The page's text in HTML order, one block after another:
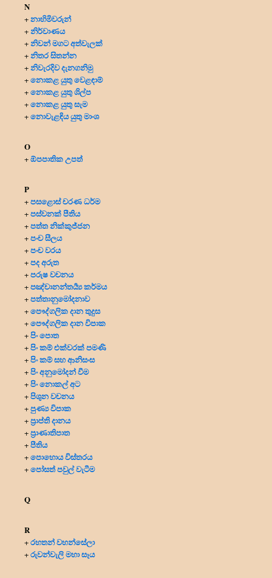
N
+නාහිමිවරුන්
+නිර්වාණය
+නිවන් මගට අත්වැලක්
+නිතර සිතන්න
+නිවැරදිව දැනගනිමු
+නොකළ යුතු වෙළඳාම්
+නොකළ යුතු ශිල්ප
+නොකළ යුතු සැම
+නොවැළඳිය යුතු මාංශ
O
+ඕපපාතික උපත්
P
+පසළොස් චරණ ධර්ම
+පස්වනක් පීතිය
+පත්ත නික්කුජ්ජන
+පංච සීලය
+පංච වරය
+පද අරුත
+පරුෂ වචනය
+පඤ්චානන්තර්‍ය්‍ය කර්මය
+පත්තානුමෝදනාව
+පෞද්ගලික දානතුදුස
+පෞද්ගලික දාන විපාක
+පිං පොත
+පිං කම් එක්වරක් පමණි
+පිං කම් සහ ආනිසංස
+පිං අනුමෝදන් වීම
+පිං නොකල් අට
+පිශුන වචනය
+පුණ්‍ය විපාක
+ප්‍රාප්ති දානය
+ප්‍රාණාතිපාත
+පීතිය
+පොහොය විස්තරය
+පෝසත් පවුල් වැටීම
Q
R
+රහතන් වහන්සේලා
+රුවන්වැලි මහා සෑය